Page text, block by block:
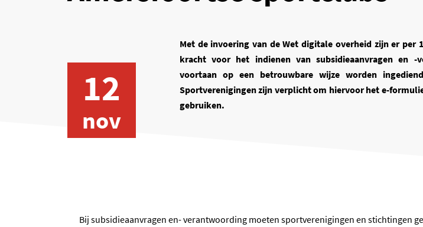
12
nov
Met de invoering van de Wet digitale overheid zijn er per
kracht voor het indienen van subsidieaanvragen en -
voortaan op een betrouwbare wijze worden
Sportverenigingen zijn verplicht om hiervoor het e-
gebruiken.
Bij subsidieaanvragen en- verantwoording moeten sportverenigingen en stichtingen